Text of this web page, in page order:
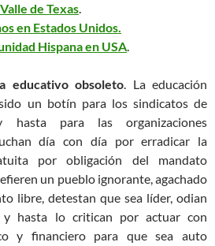
de Texas.
en Estados Unidos.
Hispana en USA.
educativo obsoleto. La educación
un botín para los sindicatos de
hasta para las organizaciones
día con día por erradicar la
por obligación del mandato
un pueblo ignorante, agachado
libre, detestan que sea líder, odian
y hasta lo critican por actuar con
y financiero para que sea auto